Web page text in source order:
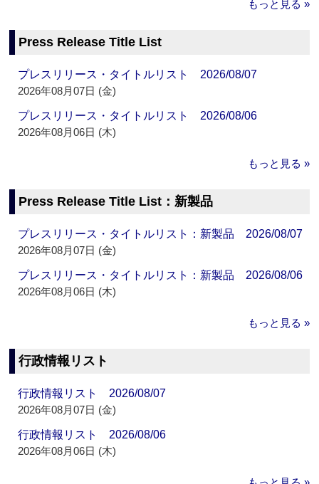
もっと見る »
Press Release Title List
プレスリリース・タイトルリスト 2026/08/07
2026年08月07日 (金)
プレスリリース・タイトルリスト 2026/08/06
2026年08月06日 (木)
もっと見る »
Press Release Title List：新製品
プレスリリース・タイトルリスト：新製品 2026/08/07
2026年08月07日 (金)
プレスリリース・タイトルリスト：新製品 2026/08/06
2026年08月06日 (木)
もっと見る »
行政情報リスト
行政情報リスト 2026/08/07
2026年08月07日 (金)
行政情報リスト 2026/08/06
2026年08月06日 (木)